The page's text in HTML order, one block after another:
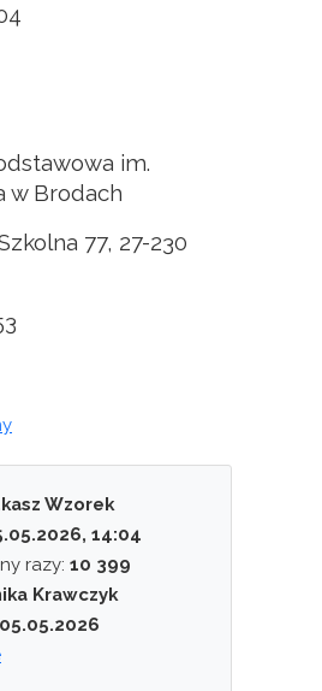
im.
w Brodach
77, 27-230
Wzorek
14:04
razy: 10 399
Krawczyk
05.05.2026